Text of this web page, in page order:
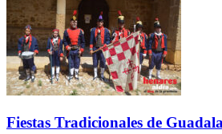
Fiestas Tradicionales de